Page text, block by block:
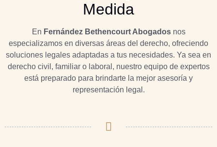
Medida
En Fernández Bethencourt Abogadosnos
especializamos en diversas áreas del derecho, ofreciendo
soluciones legales adaptadas a tus necesidades. Ya sea en
derecho civil, familiar o laboral, nuestro equipo de expertos
está preparado para brindarte la mejor asesoría y
representación legal.